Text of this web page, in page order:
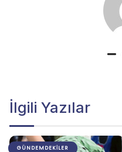
İlgili Yazılar
GÜNDEMDEKILER